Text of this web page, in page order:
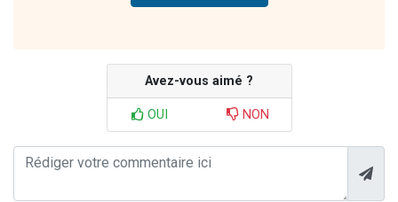
Avez-vous aimé ?
OUI NON